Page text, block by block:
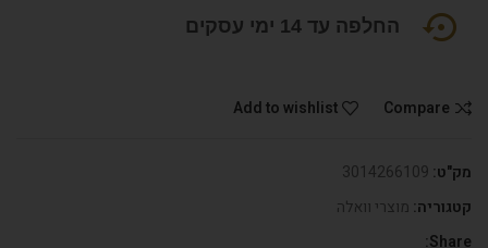
החלפה עד 14 ימי עסקים
Compare
Add to wishlist
מק"ט: 3014266109
קטגוריה: מוצרי וואלה
Share: